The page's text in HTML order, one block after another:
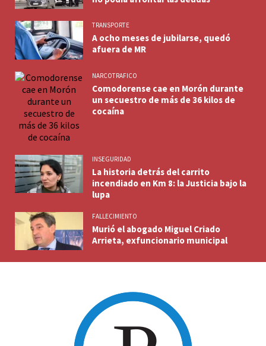
TRANSPORTE
A ocho meses de jubilarse, quedó
afuera de MR
NARCOTRAFICO
Comodorense cae en Morón durante
un secuestro de más de 36 kilos de
cocaína
INSEGURIDAD
La historia detrás del carrito
incendiado en Km 8: la Justicia bajo la
lupa
FALLECIMIENTO
Murió el abogado Miguel Criado
Arrieta, exfuncionario municipal